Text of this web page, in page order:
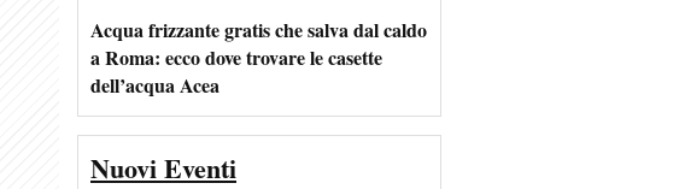
Acqua frizzante gratis che salva dal caldo
a Roma: ecco dove trovare le casette
dell’acqua Acea
Nuovi Eventi